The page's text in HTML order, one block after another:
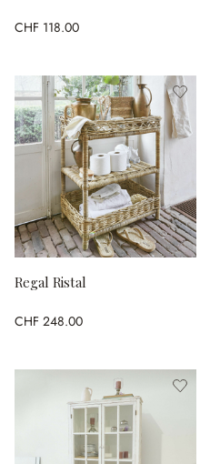
CHF 118.00
Regal Ristal
CHF 248.00